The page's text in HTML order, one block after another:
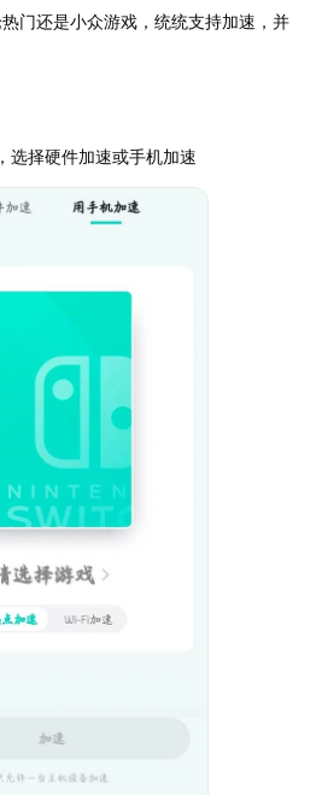
热门还是小众游戏，统统支持加速，并
选择硬件加速或手机加速